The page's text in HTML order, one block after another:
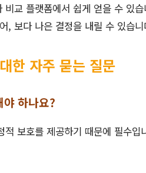
비교 플랫폼에서 쉽게 얻을 수 있
, 보다 나은 결정을 내릴 수 있습니
한 자주 묻는 질문
하나요?
적 보호를 제공하기 때문에 필수